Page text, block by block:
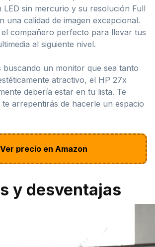
LED sin mercurio y su resolución Full
una calidad de imagen excepcional.
el compañero perfecto para llevar tus
al siguiente nivel.
buscando un monitor que sea tanto
atractivo, el HP 27x
debería estar en tu lista. Te
arrepentirás de hacerle un espacio
Ver precio en Amazon
y desventajas